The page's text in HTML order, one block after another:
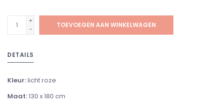
+
-
TOEVOEGEN AAN WINKELWAGEN
DETAILS
Kleur:licht roze
Maat:130 x 180 cm